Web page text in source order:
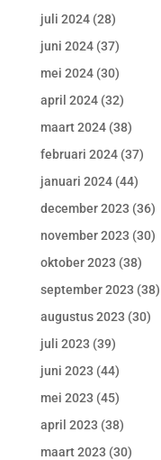
juli 2024(28)
juni 2024(37)
mei 2024(30)
april 2024(32)
maart 2024(38)
februari 2024(37)
januari 2024(44)
december 2023 (36)
november 2023 (30)
oktober 2023 (38)
september 2023 (38)
augustus 2023 (30)
juli 2023 (39)
juni 2023 (44)
mei 2023 (45)
april 2023 (38)
maart 2023 (30)